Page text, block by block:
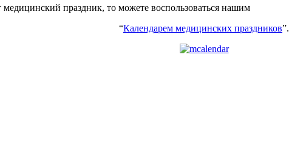
медицинский праздник, то можете воспользоваться нашим
“Календарем медицинских праздников”.